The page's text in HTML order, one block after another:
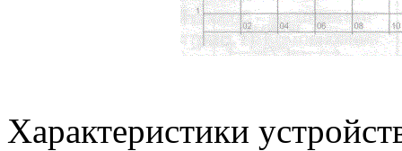
Характеристики